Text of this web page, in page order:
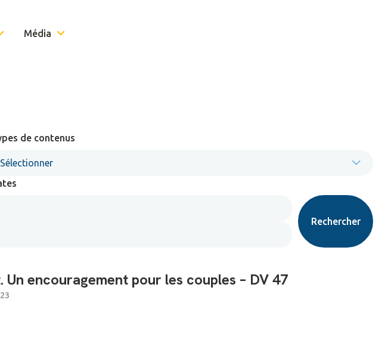
Média
de contenus
Sélectionner
Rechercher
Un encouragement pour les couples – DV 47